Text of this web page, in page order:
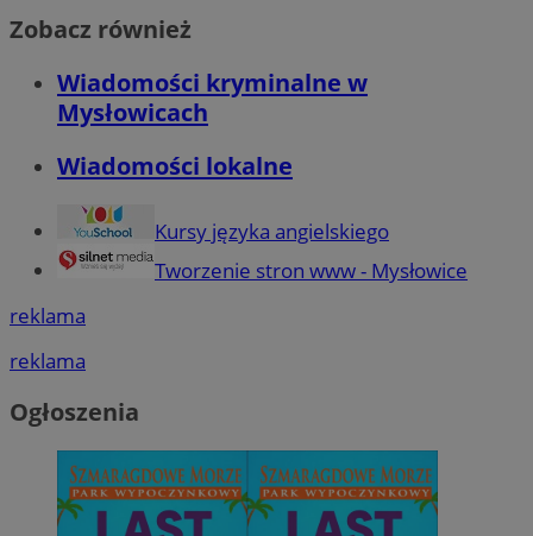
Zobacz również
Wiadomości kryminalne w
Mysłowicach
Wiadomości lokalne
Kursy języka angielskiego
Tworzenie stron www - Mysłowice
reklama
reklama
Ogłoszenia